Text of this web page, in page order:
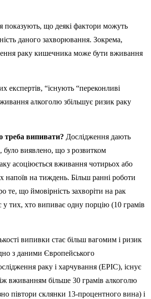
показують, що деякі фактори можуть
даного захворювання. Зокрема,
раку кишечника може бути вживання
експертів, “існують “переконливі
алкоголю збільшує ризик раку
треба випивати? Дослідження дають
було виявлено, що з розвитком
асоціюється вживання чотирьох або
напоїв на тиждень. Більш ранні роботи
те, що ймовірність захворіти на рак
у тих, хто випиває одну порцію (10 грамів
випивки стає більш вагомим і ризик
з даними Європейського
раку і харчування (EPIC), існує
вживанням більше 30 грамів алкоголю
півтори склянки 13-процентного вина) і